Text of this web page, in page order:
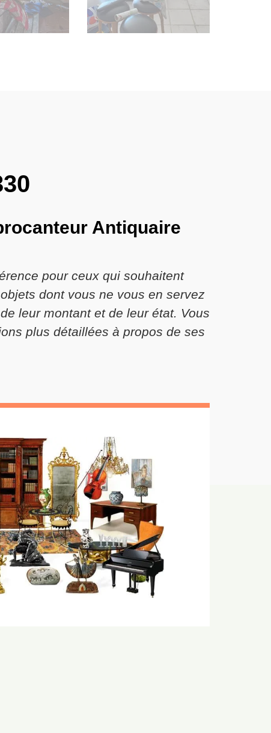
Antiquaire
pour ceux qui souhaitent
dont vous ne vous en servez
leur montant et de leur état. Vous
plus détaillées à propos de ses